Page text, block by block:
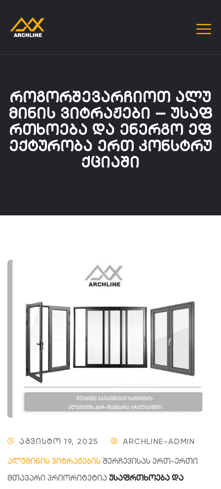
ᲠᲝᲒᲝᲠᲨᲔᲕᲐᲠᲩᲘᲝᲗ ᲐᲚᲣ
ᲛᲘᲜᲘᲡ ᲕᲘᲢᲠᲐᲟᲔᲑᲘ — ᲣᲡᲐᲤ
ᲠᲗᲮᲝᲔᲑᲐ ᲓᲐ ᲔᲜᲔᲠᲒᲝ ᲔᲤ
ᲔᲥᲢᲣᲠᲝᲑᲐ ᲔᲠᲗ ᲙᲝᲜᲡᲢᲠᲣ
ᲥᲪᲘᲐᲨᲘ
ᲐᲒᲕᲘᲡᲢᲝ 19, 2025 ARCHLINE-ADMIN
ალუმინის ვიტრაჟების შერჩევისას ერთ-ერთი
მთავარი პრიორიტეტია უსაფრთხოება და